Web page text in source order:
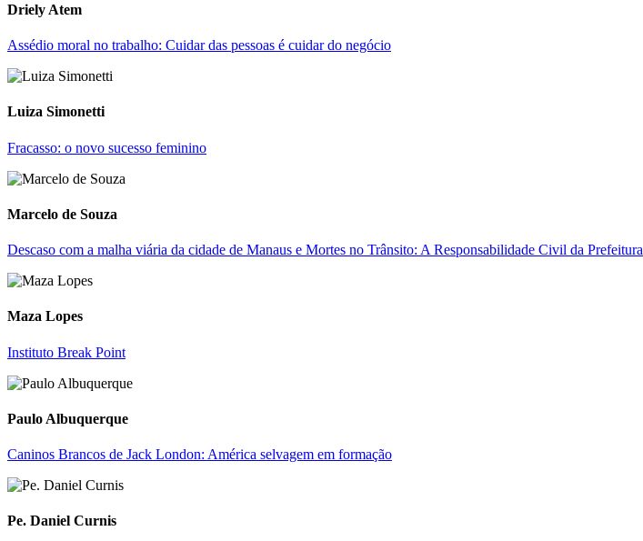
Driely Atem
Assédio moral no trabalho: Cuidar das pessoas é cuidar do negócio
Luiza Simonetti
Fracasso: o novo sucesso feminino
Marcelo de Souza
Descaso com a malha viária da cidade de Manaus e Mortes no Trânsito: A Responsabilidade Civil da Prefeitura
Maza Lopes
Instituto Break Point
Paulo Albuquerque
Caninos Brancos de Jack London: América selvagem em formação
Pe. Daniel Curnis